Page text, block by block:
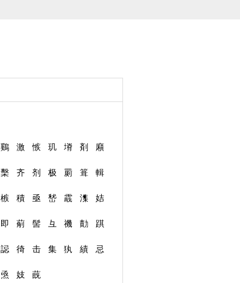
鷄 激 愱 玑 塉 剤 廭
檕 齐 剂 极 罽 箿 輯
槉 積 亟 嵆 霵 潗 姞
即 葪 髻 彑 禨 勣 踑
誋 徛 击 集 犱 績 忌
焏 妓 蔇